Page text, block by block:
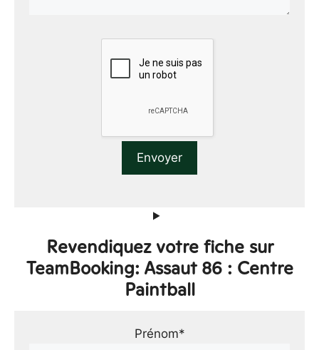
Revendiquez votre fiche sur
TeamBooking: Assaut 86 : Centre
Paintball
Prénom*